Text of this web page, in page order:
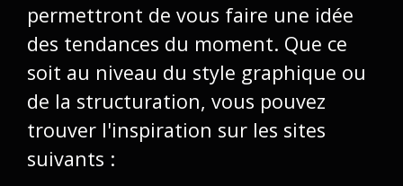
permettront de vous faire une idée
des tendances du moment. Que ce
soit au niveau du style graphique ou
de la structuration, vous pouvez
trouver l'inspiration sur les sites
suivants :